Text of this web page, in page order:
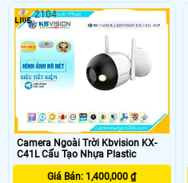
hình ảnh sắc nét và góc nhìn rộng,
camera KX-C21L giúp bạn quan sát
mọi hoạt động một cách dễ dàng.
Sản phẩm được thiết kế nhỏ gọn, dễ
dàng lắp đặt và cài đặt thông qua
ứng dụng di động tiện lợi
Camera Ngoài Trời Kbvision KX-
C41L Cấu Tạo Nhựa Plastic
Giá Bán: 1,400,000 ₫
2104